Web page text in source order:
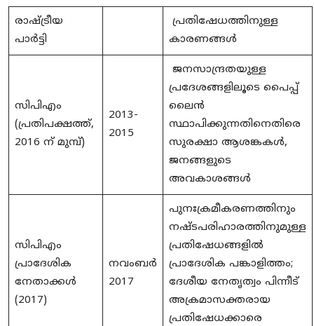
രാഷ്ട്രീയ
പാർട്ടി
പ്രതിഷേധത്തിനുള്ള
കാരണങ്ങൾ
സിപിഎം
(പ്രതിപക്ഷത്ത്,
2016 ന് മുമ്പ്)
2013-
2015
ജനസാന്ദ്രതയുള്ള
പ്രദേശങ്ങളിലൂടെ പൈപ്പ്
ലൈൻ
സ്ഥാപിക്കുന്നതിനെതിരെ
സുരക്ഷാ ആശങ്കകൾ,
ജനങ്ങളുടെ
അവകാശങ്ങൾ
സിപിഎം
പ്രാദേശിക
നേതാക്കൾ
(2017)
നവംബർ
2017
പുനഃക്രമീകരണത്തിനും
നഷ്ടപരിഹാരത്തിനുമുള്ള
പ്രതിഷേധങ്ങളിൽ
പ്രാദേശിക പങ്കാളിത്തം;
ദേശീയ നേതൃത്വം പിന്നീട്
അക്രമാസക്തരായ
പ്രതിഷേധക്കാരെ